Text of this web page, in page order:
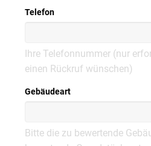
Telefon
Ihre Telefonnummer (nur
einen Rückruf wünschen)
Gebäudeart
Bitte die zu bewertende